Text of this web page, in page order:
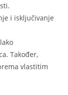
i isključivanje
Također,
vlastitim